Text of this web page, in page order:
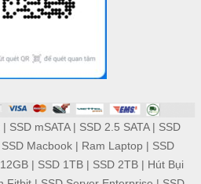
| SSD mSATA| SSD 2.5 SATA| SSD
SSD Macbook| Ram Laptop| SSD
| SSD 1TB| SSD 2TB| Hút Bụi